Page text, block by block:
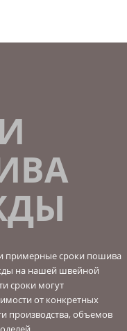
примерные сроки пошива
на нашей швейной
сроки могут
от конкретных
производства, объемов